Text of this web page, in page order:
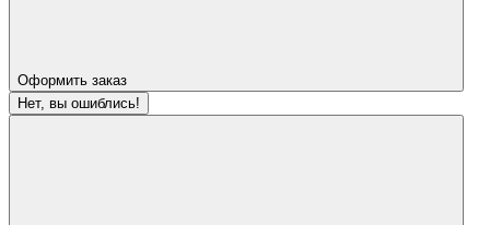
Оформить заказ
Нет, вы ошиблись!